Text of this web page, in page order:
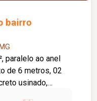
bairro
paralelo ao anel
de 6 metros, 02
usinado,